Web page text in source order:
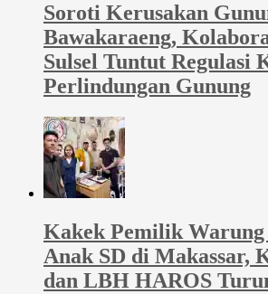
Soroti Kerusakan
Bawakaraeng,
Sulsel Tuntut Regulasi
Perlindungan Gunung
Kakek Pemilik Warung
Anak SD di Makassar,
dan LBH HAROS